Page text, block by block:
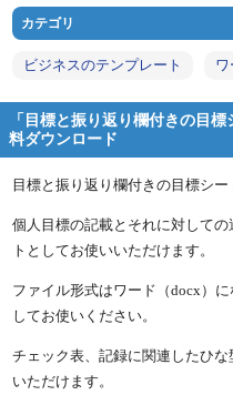
カテゴリ
ビジネスのテンプレート ワ
「目標と振り返り欄付きの目
料ダウンロード
目標と振り返り欄付きの目標シー
個人目標の記載とそれに対して
トとしてお使いいただけます。
ファイル形式はワード（docx）
してお使いください。
チェック表、記録に関連したひ
いただけます。